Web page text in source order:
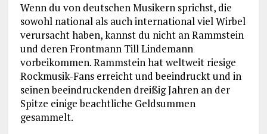
Wenn du von deutschen Musikern sprichst, die
sowohl national als auch international viel Wirbel
verursacht haben, kannst du nicht an Rammstein
und deren Frontmann Till Lindemann
vorbeikommen. Rammstein hat weltweit riesige
Rockmusik-Fans erreicht und beeindruckt und in
seinen beeindruckenden dreißig Jahren an der
Spitze einige beachtliche Geldsummen
gesammelt.